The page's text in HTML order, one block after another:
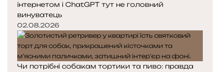
інтернетом і ChatGPT тут не головний
винуватець
02.08.2026
Чи потрібні собакам тортики та пиво: правда